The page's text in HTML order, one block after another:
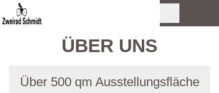
ÜBER UNS
Über 500 qm Ausstellungsfläche